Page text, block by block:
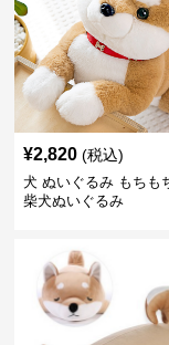
¥2,820 (税込)
犬 ぬいぐるみ もちも
柴犬ぬいぐるみ